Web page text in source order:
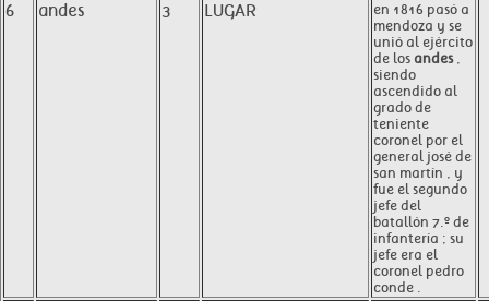
6 andes 3 LUGAR
en 1816 pasó a
mendoza y se
unió al ejército
de los andes,
siendo
ascendido al
grado de
teniente
coronel por el
general josé de
san martín , y
fue el segundo
jefe del
batallón 7.º de
infantería ; su
jefe era el
coronel pedro
conde .